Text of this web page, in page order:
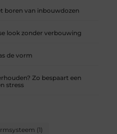
boren van inbouwdozen
look zonder verbouwing
de vorm
Zo bespaart een
stress
(1)